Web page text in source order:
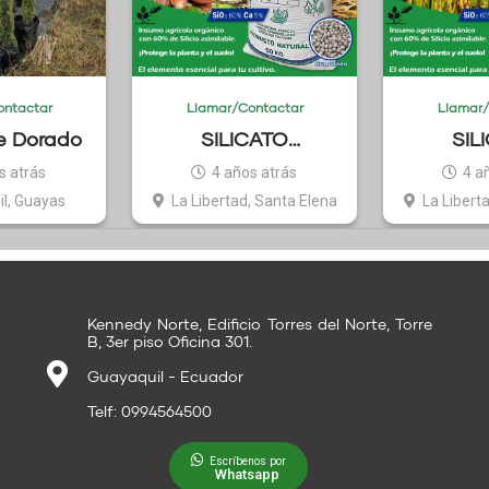
Dorado
atrás
Guayas
Llamar/Contactar
SILICATO
AGRÍCOLA JOPER
CACAO
4 años atrás
La Libertad, Santa Elena
4
La
Kennedy Norte, Edificio Torres del Norte, Torre
B, 3er piso Oficina 301.
Guayaquil - Ecuador
Telf: 0994564500
Escríbenos por
Whatsapp